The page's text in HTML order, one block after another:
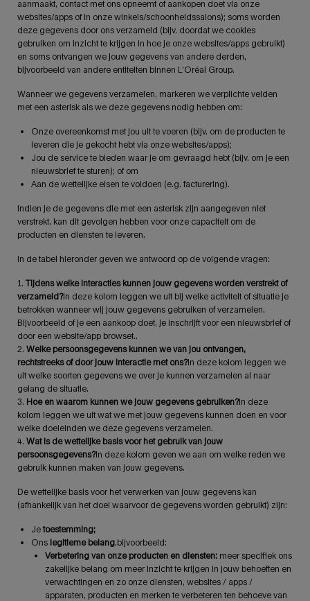
aanmaakt, contact met ons opneemt of aankopen doet via onze
websites/apps of in onze winkels/schoonheidssalons); soms worden
deze gegevens door ons verzameld (bijv. doordat we cookies
gebruiken om inzicht te krijgen in hoe je onze websites/apps gebruikt)
en soms ontvangen we jouw gegevens van andere derden,
bijvoorbeeld van andere entiteiten binnen L’Oréal Group.
Wanneer we gegevens verzamelen, markeren we verplichte velden
met een asterisk als we deze gegevens nodig hebben om:
Onze overeenkomst met jou uit te voeren (bijv. om de producten te
leveren die je gekocht hebt via onze websites/apps);
Jou de service te bieden waar je om gevraagd hebt (bijv. om je een
nieuwsbrief te sturen); of om
Aan de wettelijke eisen te voldoen (e.g. facturering).
Indien je de gegevens die met een asterisk zijn aangegeven niet
verstrekt, kan dit gevolgen hebben voor onze capaciteit om de
producten en diensten te leveren.
In de tabel hieronder geven we antwoord op de volgende vragen:
1. Tijdens welke interacties kunnen jouw gegevens worden verstrekt of
verzameld?In deze kolom leggen we uit bij welke activiteit of situatie je
betrokken wanneer wij jouw gegevens gebruiken of verzamelen.
Bijvoorbeeld of je een aankoop doet, je inschrijft voor een nieuwsbrief of
door een website/app browset..
2. Welke persoonsgegevens kunnen we van jou ontvangen,
rechtstreeks of door jouw interactie met ons?In deze kolom leggen we
uit welke soorten gegevens we over je kunnen verzamelen al naar
gelang de situatie.
3. Hoe en waarom kunnen we jouw gegevens gebruiken?In deze
kolom leggen we uit wat we met jouw gegevens kunnen doen en voor
welke doeleinden we deze gegevens verzamelen.
4. Wat is de wettelijke basis voor het gebruik van jouw
persoonsgegevens?In deze kolom geven we aan om welke reden we
gebruik kunnen maken van jouw gegevens.
De wettelijke basis voor het verwerken van jouw gegevens kan
(afhankelijk van het doel waarvoor de gegevens worden gebruikt) zijn:
Je toestemming;
Ons legitieme belang,bijvoorbeeld:
Verbetering van onze producten en diensten: meer specifiek ons
zakelijke belang om meer inzicht te krijgen in jouw behoeften en
verwachtingen en zo onze diensten, websites / apps /
apparaten, producten en merken te verbeteren ten behoeve van